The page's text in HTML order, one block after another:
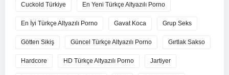
Cuckold Türkiye En Yeni Türkçe Altyazılı Porno
En İyi Türkçe Altyazılı Porno Gavat Koca Grup Seks
Götten Sikiş Güncel Türkçe Altyazılı Porno Gırtlak Sakso
Hardcore HD Türkçe Altyazılı Porno Jartiyer